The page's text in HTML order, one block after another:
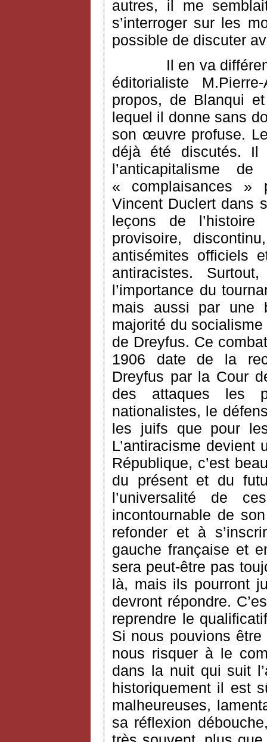
autres, il me
s’interroger sur les
possible de discuter
Il en va
éditorialiste
propos, de Blanqui
lequel il donne sans
son œuvre profuse.
déjà été discutés. Il
l’anticapitalisme
« complaisances »
Vincent Duclert dans
leçons de
provisoire,
antisémites officiels
antiracistes.
l’importance du
mais aussi par une
majorité du
de Dreyfus. Ce
1906 date de la
Dreyfus par la Cour
des attaques les
nationalistes, le
les juifs que pour
L’antiracisme
République, c’est
du présent et du
l’universalité de
incontournable de
refonder et à
gauche française et
sera peut-être pas
là, mais ils pourront
devront répondre.
reprendre le
Si nous pouvions
nous risquer à le
dans la nuit qui suit
historiquement il est
malheureuses,
sa réflexion